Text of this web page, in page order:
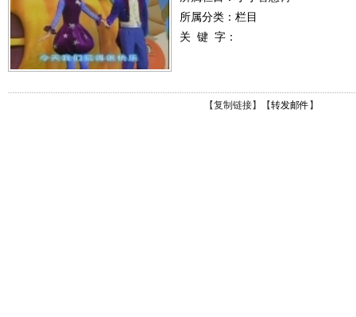
所属分类：栏目
关 键 字：
【复制链接】【转发邮件 】